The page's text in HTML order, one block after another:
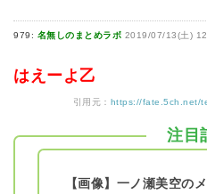
979: 名無しのまとめラボ 2019/07/13(土)
はえーよ乙
引用元： https://fate.5ch.net/
注目
【画像】一ノ瀬美空の